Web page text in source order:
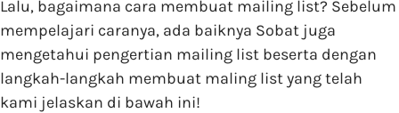
Lalu, bagaimana cara membuat mailing list? Sebelum
mempelajari caranya, ada baiknya Sobat juga
mengetahui pengertian mailing list beserta dengan
langkah-langkah membuat maling list yang telah
kami jelaskan di bawah ini!